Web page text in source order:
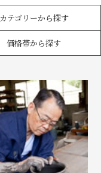
カテゴリーから探す
価格帯から探す